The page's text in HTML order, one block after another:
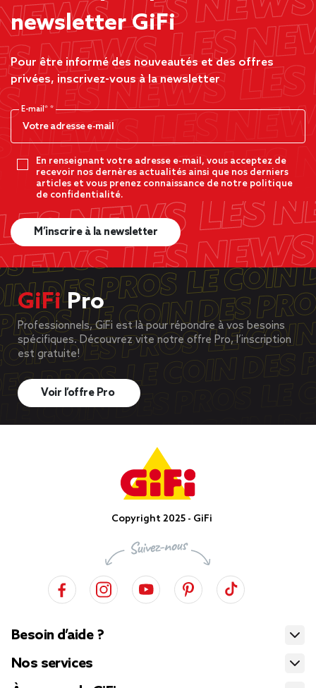
newsletter GiFi
Pour être informé des nouveautés et des offres
privées, inscrivez-vous à la newsletter
E-mail*
En renseignant votre adresse e-mail, vous acceptez de
recevoir nos dernères actualités ainsi que nos derniers
articles et vous prenez connaissance de notre politique
de confidentialité.
M’inscrire à la newsletter
GiFiPro
Professionnels, GiFi est là pour répondre à vos besoins
spécifiques. Découvrez vite notre offre Pro, l’inscription
est gratuite!
Voir l’offre Pro
Copyright 2025 - GiFi
Besoin d’aide ?
Nos services